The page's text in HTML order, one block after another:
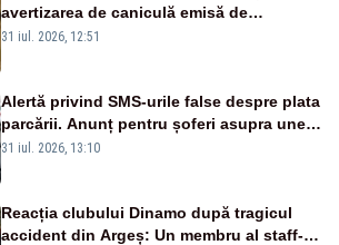
avertizarea de caniculă emisă de
meteorologi
31 iul. 2026, 12:51
Alertă privind SMS-urile false despre plata
parcării. Anunț pentru șoferi asupra unei
noi metode de fraudă online
31 iul. 2026, 13:10
Reacția clubului Dinamo după tragicul
accident din Argeș: Un membru al staff-